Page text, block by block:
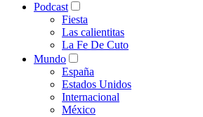
Podcast
Fiesta
Las calientitas
La Fe De Cuto
Mundo
España
Estados Unidos
Internacional
México